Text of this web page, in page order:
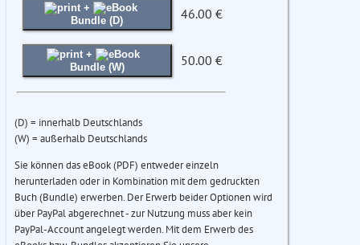
+
Bundle (D)
46.00 €
+
Bundle (W)
50.00 €
(D) = innerhalb Deutschlands
(W) = außerhalb Deutschlands
Sie können das eBook (PDF) entweder einzeln
herunterladen oder in Kombination mit dem gedruckten
Buch (Bundle) erwerben. Der Erwerb beider Optionen wird
über PayPal abgerechnet - zur Nutzung muss aber kein
PayPal-Account angelegt werden. Mit dem Erwerb des